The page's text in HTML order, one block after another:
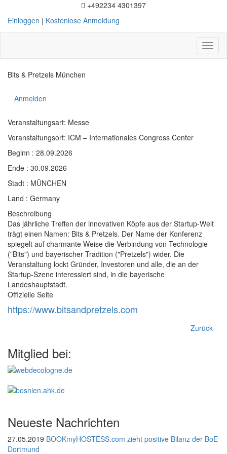
+492234 4301397
Einloggen | Kostenlose Anmeldung
Bits & Pretzels München
Anmelden
Veranstaltungsart: Messe
Veranstaltungsort: ICM – Internationales Congress Center
Beginn : 28.09.2026
Ende : 30.09.2026
Stadt : MÜNCHEN
Land : Germany
Beschreibung
Das jährliche Treffen der innovativen Köpfe aus der Startup-Welt
trägt einen Namen: Bits & Pretzels. Der Name der Konferenz
spiegelt auf charmante Weise die Verbindung von Technologie
("Bits") und bayerischer Tradition ("Pretzels") wider. Die
Veranstaltung lockt Gründer, Investoren und alle, die an der
Startup-Szene interessiert sind, in die bayerische
Landeshauptstadt.
Offizielle Seite
https://www.bitsandpretzels.com
Zurück
Mitglied bei:
Neueste Nachrichten
27.05.2019 BOOKmyHOSTESS.com zieht positive Bilanz der BoE
Dortmund